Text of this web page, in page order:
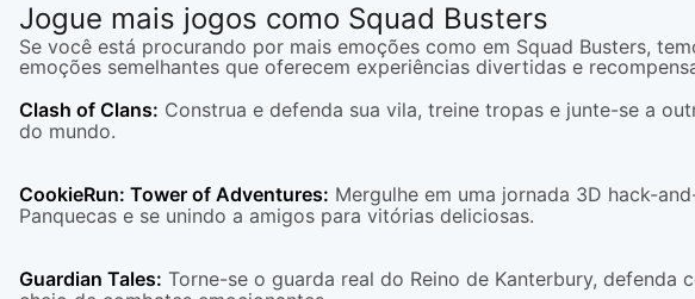
Jogue mais jogos como Squad Busters
Se você está procurando por mais emoções como em Squad Busters,
emoções semelhantes que oferecem experiências divertidas e
Clash of Clans: Construa e defenda sua vila, treine tropas e junte-se a
do mundo.
CookieRun: Tower of Adventures: Mergulhe em uma jornada 3D hack-
Panquecas e se unindo a amigos para vitórias deliciosas.
Guardian Tales: Torne-se o guarda real do Reino de Kanterbury,